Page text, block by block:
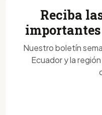
Reciba
Nuestro boletín
Ecuador y la